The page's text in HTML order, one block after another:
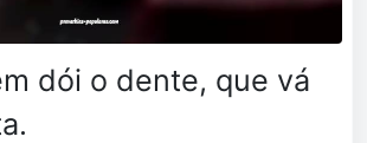
dói o dente, que vá